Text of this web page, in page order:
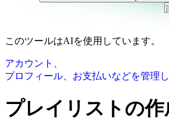
このツールはAIを使用しています。
アカウント、
プロフィール、お支払いなどを管理し
プレイリストの